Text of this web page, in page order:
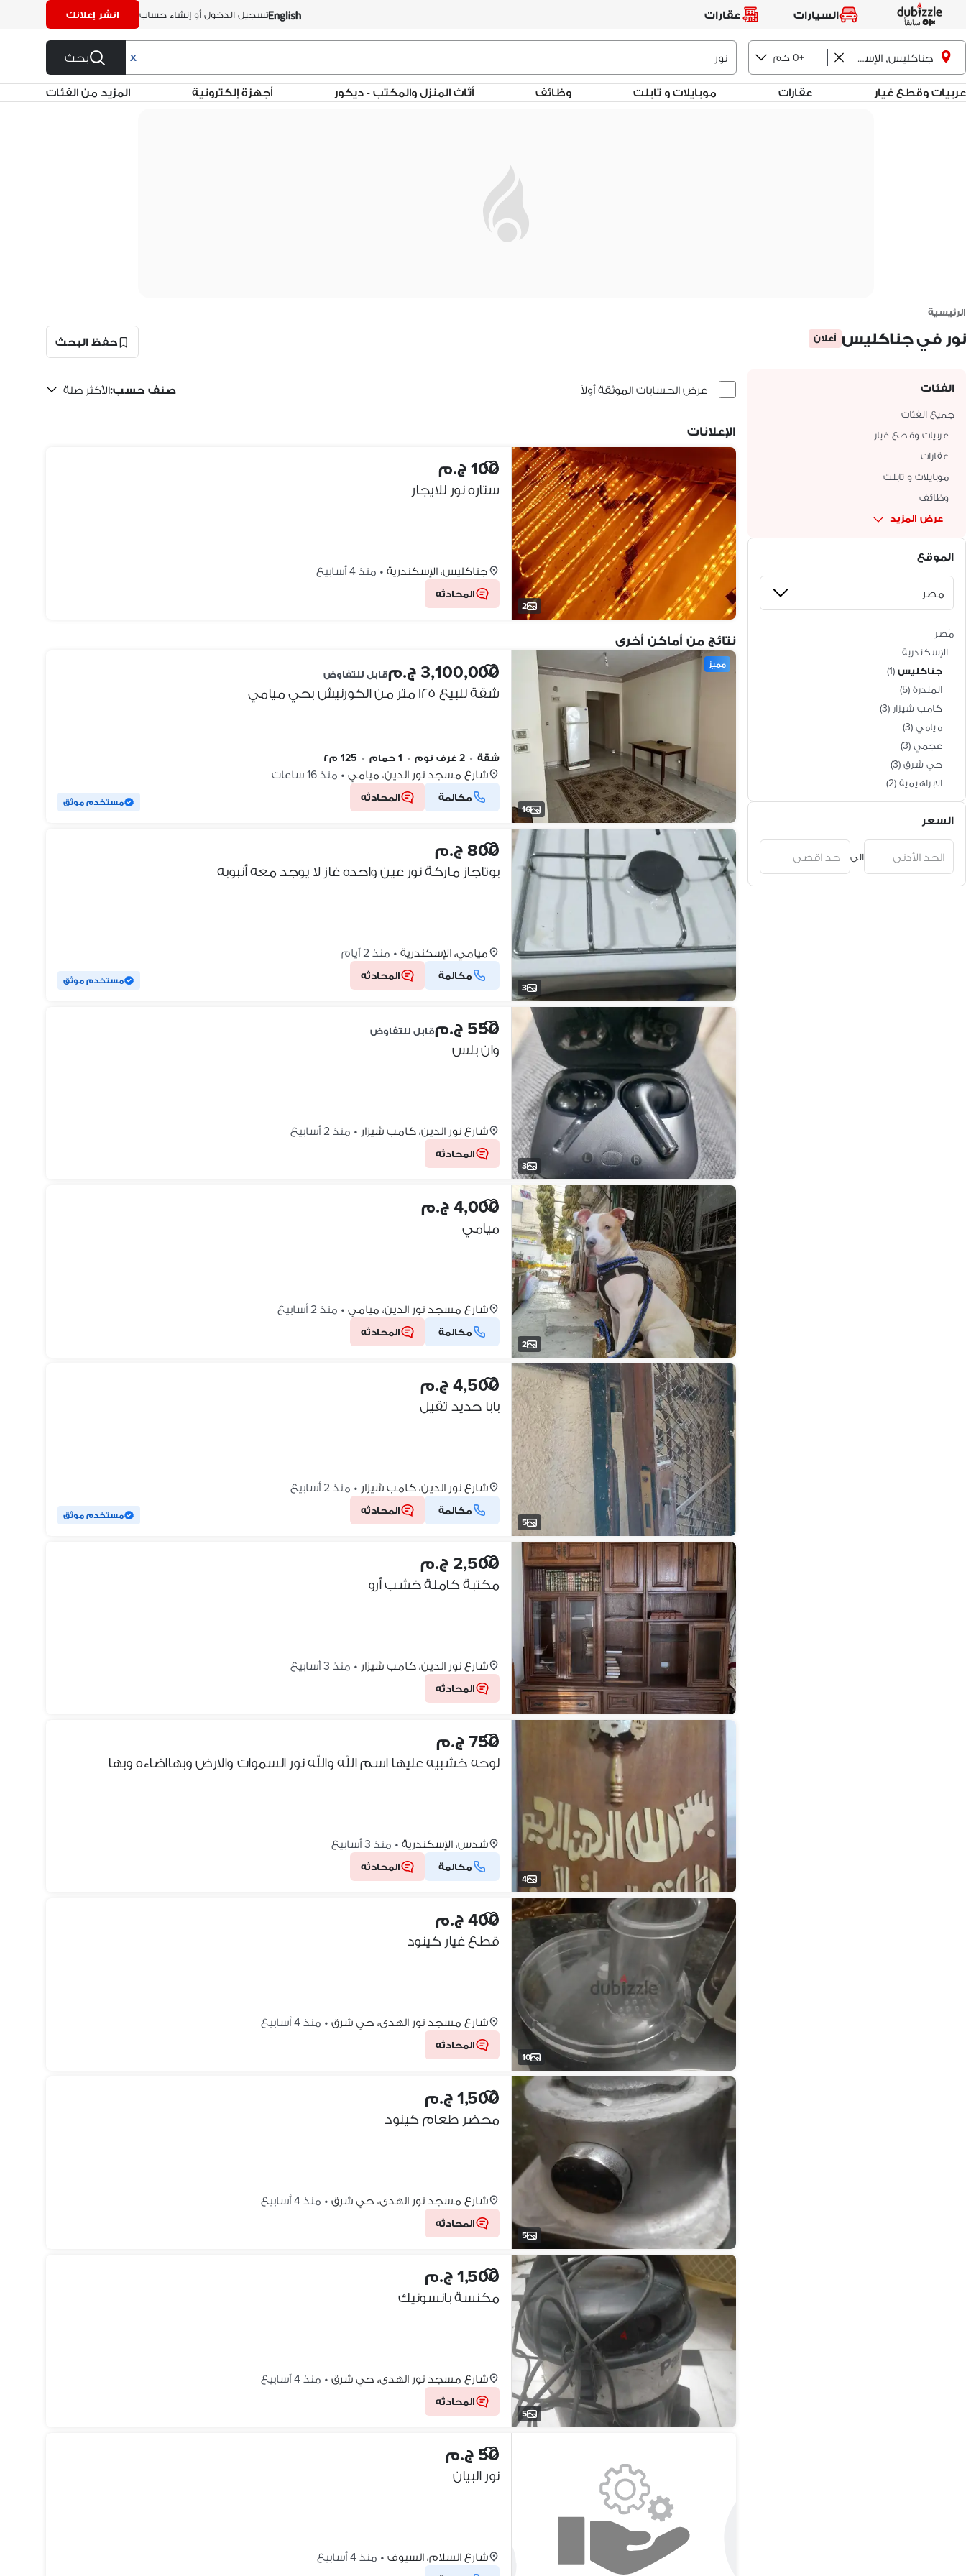
السيارات عقارات تسجيل الدخول أو إنشاء حساب انشر إعلانك
جناكليس, الإسكندرية +0 كم X بحث
عربيات وقطع غيار عقارات موبايلات و تابلت وظائف أثاث المنزل والمكتب - ديكور أجهزة إلكترونية المزيد من الفئات
الرئيسية
نور في جناكليس أعلان حفظ البحث
الفئات
جميع الفئات
عربيات وقطع غيار
عقارات
موبايلات و تابلت
وظائف
عرض المزيد
الموقع
مَصر
الإسكندرية
جناكليس (
1
)
المندرة (
5
)
كامب شيزار (
3
)
ميامي (
3
)
عجمي (
3
)
حي شرق (
3
)
الابراهيمية (
2
)
شدس (
1
)
السيوف
حي وسط (
1
)
السعر
الى
عرض الحسابات الموثقة أولاً صنف حسب:الأكثر صلة
الإعلانات
2
100 ج.م
ستاره نور للايجار
جناكليس، الإسكندرية • منذ 4 أسابيع
المحادثه
نتائج من أماكن أخرى
16
مميز 3,100,000 ج.م قابل للتفاوض
شقة للبيع ١٢٥ متر من الكورنيش بحي ميامي
شقة • 2 غرف نوم • 1 حمام • 125 م٢
شارع مسجد نور الدين، ميامي • منذ 16 ساعات
مكالمة المحادثه مستخدم موثق
3
800 ج.م
بوتاجاز ماركة نور عين واحده غاز لا يوجد معه أنبوبه
ميامي، الإسكندرية • منذ 2 أيام
مكالمة المحادثه مستخدم موثق
3
550 ج.م قابل للتفاوض
وان بلس
شارع نور الدين، كامب شيزار • منذ 2 أسابيع
المحادثه
2
4,000 ج.م
ميامي
شارع مسجد نور الدين، ميامي • منذ 2 أسابيع
مكالمة المحادثه
5
4,500 ج.م
بابا حديد تقيل
شارع نور الدين، كامب شيزار • منذ 2 أسابيع
مكالمة المحادثه مستخدم موثق
2,500 ج.م
مكتبة كاملة خشب أرو
شارع نور الدين، كامب شيزار • منذ 3 أسابيع
المحادثه
4
750 ج.م
لوحه خشبيه عليها اسم الله والله نور السموات والارض وبهااضاءه وبها
شدس، الإسكندرية • منذ 3 أسابيع
مكالمة المحادثه
10
400 ج.م
قطع غيار كينود
شارع مسجد نور الهدى، حي شرق • منذ 4 أسابيع
المحادثه
5
1,500 ج.م
محضر طعام كينود
شارع مسجد نور الهدى، حي شرق • منذ 4 أسابيع
المحادثه
5
1,500 ج.م
مكنسة بانسونيك
شارع مسجد نور الهدى، حي شرق • منذ 4 أسابيع
المحادثه
50 ج.م
نور البيان
شارع السلام، السيوف • منذ 4 أسابيع